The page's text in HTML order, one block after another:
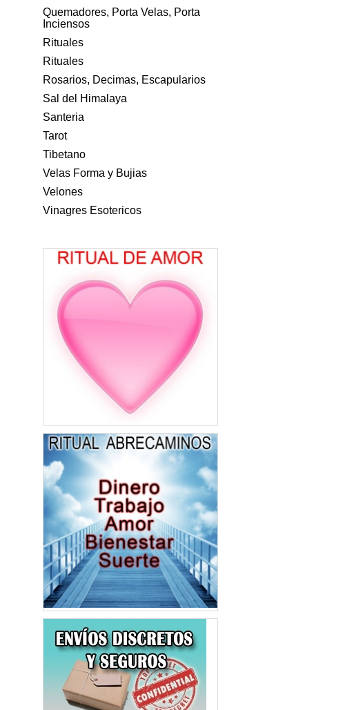
Quemadores, Porta Velas, Porta
Inciensos
Rituales
Rituales
Rosarios, Decimas, Escapularios
Sal del Himalaya
Santeria
Tarot
Tibetano
Velas Forma y Bujias
Velones
Vinagres Esotericos